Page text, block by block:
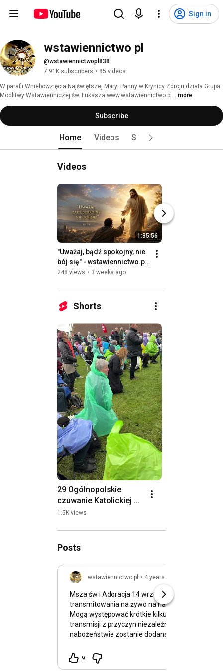
Sign in
wstawiennictwo pl
@wstawiennictwopl838
7.91K subscribers • 85 videos
W parafii Wniebowzięcia Najświętszej Maryi Panny w Krynicy Zdroju działa Grupa
Modlitwy Wstawienniczej św. Łukasza www.wstawiennictwo.pl ...more
Subscribe
Home Videos Shorts
Videos
1:35:56
"Uważaj, bądź spokojny, nie
bój się" - wstawiennictwo.pl
14.07.2026
248 views • 3 weeks ago
Shorts
29 Ogólnopolskie
czuwanie Katolickiej
Odnowy w Duchu
1.5K views
Posts
wstawiennictwo pl • 4 years ago
Msza św i Adoracja 14 września 2021r. będzie
transmitowania na żywo na naszym kanale na
Mogą występować krótkie kilkusekundowe
transmisji z przyczyn niezależnych. W ciągu 24 godzin po
nabożeństwie zostanie dodana transmisja w
nasze spotkania.
9